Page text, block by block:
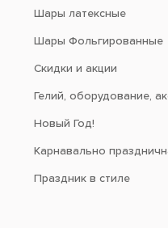
Шары латексные
Шары Фольгированные
Скидки и акции
Гелий, оборудование,
Новый Год!
Карнавально
Праздник в стиле